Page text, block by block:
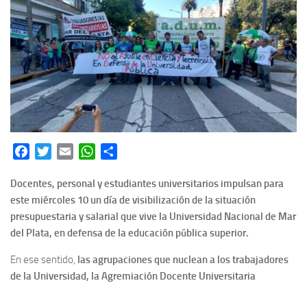
FacebookTwitterEmail WhatsApp
Docentes, personal y estudiantes universitarios impulsan para
este miércoles 10 un día de visibilización de la situación
presupuestaria y salarial que vive la Universidad Nacional de Mar
del Plata, en defensa de la educación pública superior.
En ese sentido, las agrupaciones que nuclean a los trabajadores
de la Universidad, la Agremiación Docente Universitaria